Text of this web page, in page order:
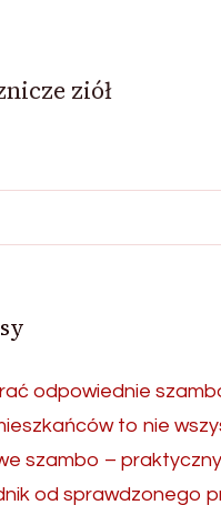
ziół
odpowiednie
to nie
szambo – praktyczny
od sprawdzonego